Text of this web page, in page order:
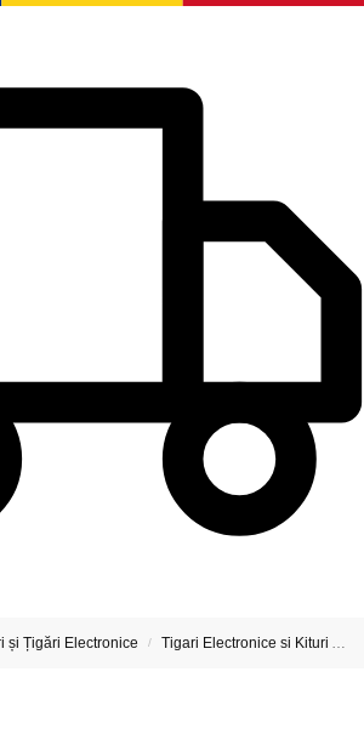
și Țigări Electronice / Tigari Electronice si Kituri Aspire